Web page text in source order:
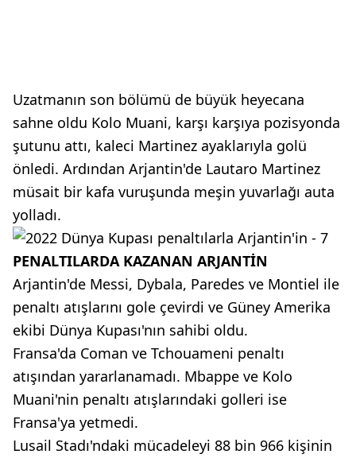
Uzatmanın son bölümü de büyük heyecana
sahne oldu Kolo Muani, karşı karşıya pozisyonda
şutunu attı, kaleci Martinez ayaklarıyla golü
önledi. Ardından Arjantin'de Lautaro Martinez
müsait bir kafa vuruşunda meşin yuvarlağı auta
yolladı.
PENALTILARDA KAZANAN ARJANTİN
Arjantin'de Messi, Dybala, Paredes ve Montiel ile
penaltı atışlarını gole çevirdi ve Güney Amerika
ekibi Dünya Kupası'nın sahibi oldu.
Fransa'da Coman ve Tchouameni penaltı
atışından yararlanamadı. Mbappe ve Kolo
Muani'nin penaltı atışlarındaki golleri ise
Fransa'ya yetmedi.
Lusail Stadı'ndaki mücadeleyi 88 bin 966 kişinin